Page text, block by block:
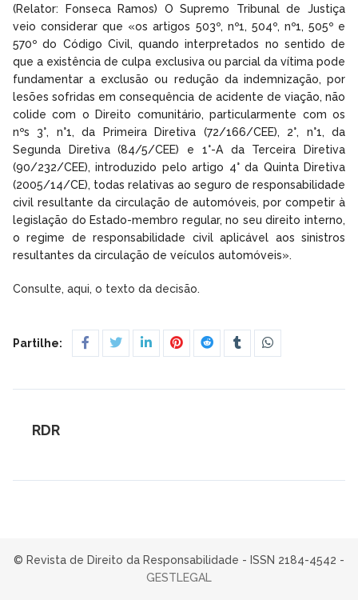
(Relator: Fonseca Ramos) O Supremo Tribunal de Justiça
veio considerar que «os artigos 503º, nº1, 504º, nº1, 505º e
570º do Código Civil, quando interpretados no sentido de
que a existência de culpa exclusiva ou parcial da vítima pode
fundamentar a exclusão ou redução da indemnização, por
lesões sofridas em consequência de acidente de viação, não
colide com o Direito comunitário, particularmente com os
nºs 3°, n°1, da Primeira Diretiva (72/166/CEE), 2°, n°1, da
Segunda Diretiva (84/5/CEE) e 1°-A da Terceira Diretiva
(90/232/CEE), introduzido pelo artigo 4° da Quinta Diretiva
(2005/14/CE), todas relativas ao seguro de responsabilidade
civil resultante da circulação de automóveis, por competir à
legislação do Estado-membro regular, no seu direito interno,
o regime de responsabilidade civil aplicável aos sinistros
resultantes da circulação de veículos automóveis».
Consulte, aqui, o texto da decisão.
Partilhe:
RDR
© Revista de Direito da Responsabilidade - ISSN 2184-4542 -
GESTLEGAL